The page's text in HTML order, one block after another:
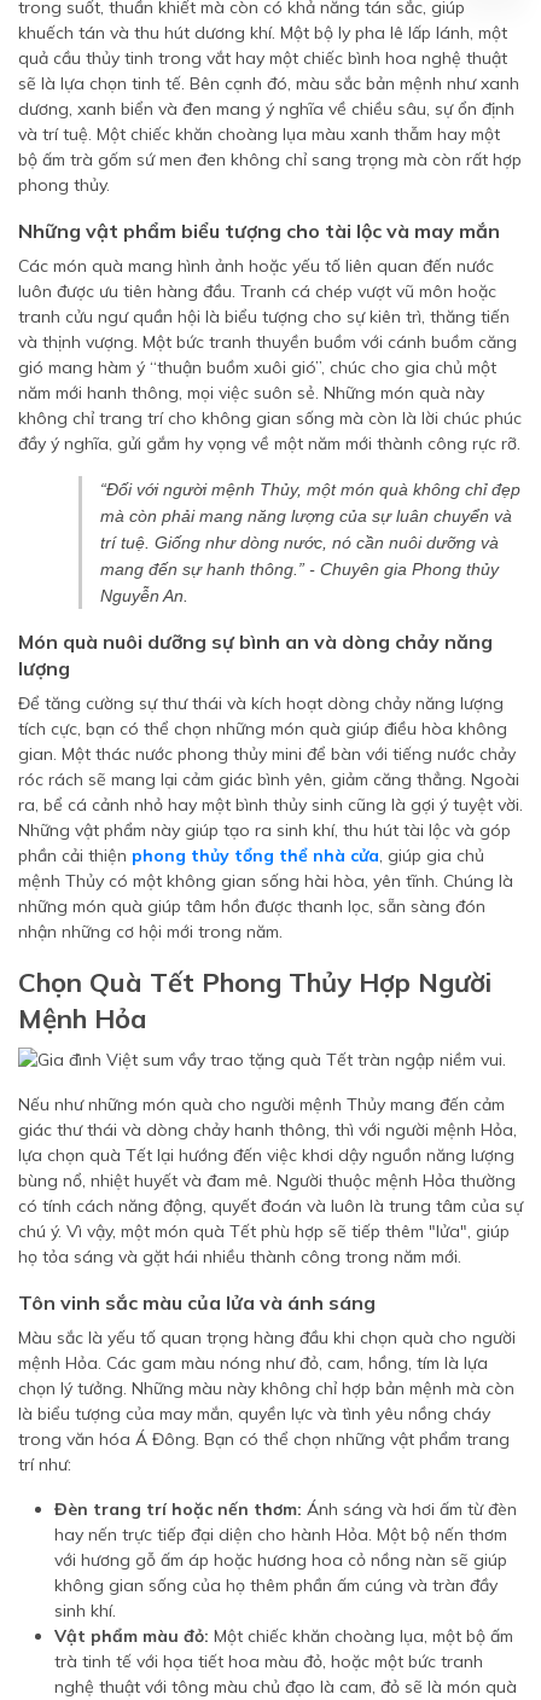
trong suốt, thuần khiết mà còn có khả năng tán sắc, giúp
khuếch tán và thu hút dương khí. Một bộ ly pha lê lấp lánh, một
quả cầu thủy tinh trong vắt hay một chiếc bình hoa nghệ thuật
sẽ là lựa chọn tinh tế. Bên cạnh đó, màu sắc bản mệnh như xanh
dương, xanh biển và đen mang ý nghĩa về chiều sâu, sự ổn định
và trí tuệ. Một chiếc khăn choàng lụa màu xanh thẫm hay một
bộ ấm trà gốm sứ men đen không chỉ sang trọng mà còn rất hợp
phong thủy.
Những vật phẩm biểu tượng cho tài lộc và may mắn
Các món quà mang hình ảnh hoặc yếu tố liên quan đến nước
luôn được ưu tiên hàng đầu. Tranh cá chép vượt vũ môn hoặc
tranh cửu ngư quần hội là biểu tượng cho sự kiên trì, thăng tiến
và thịnh vượng. Một bức tranh thuyền buồm với cánh buồm căng
gió mang hàm ý “thuận buồm xuôi gió”, chúc cho gia chủ một
năm mới hanh thông, mọi việc suôn sẻ. Những món quà này
không chỉ trang trí cho không gian sống mà còn là lời chúc phúc
đầy ý nghĩa, gửi gắm hy vọng về một năm mới thành công rực rỡ.
“Đối với người mệnh Thủy, một món quà không chỉ đẹp
mà còn phải mang năng lượng của sự luân chuyển và
trí tuệ. Giống như dòng nước, nó cần nuôi dưỡng và
mang đến sự hanh thông.” - Chuyên gia Phong thủy
Nguyễn An.
Món quà nuôi dưỡng sự bình an và dòng chảy năng
lượng
Để tăng cường sự thư thái và kích hoạt dòng chảy năng lượng
tích cực, bạn có thể chọn những món quà giúp điều hòa không
gian. Một thác nước phong thủy mini để bàn với tiếng nước chảy
róc rách sẽ mang lại cảm giác bình yên, giảm căng thẳng. Ngoài
ra, bể cá cảnh nhỏ hay một bình thủy sinh cũng là gợi ý tuyệt vời.
Những vật phẩm này giúp tạo ra sinh khí, thu hút tài lộc và góp
phần cải thiện phong thủy tổng thể nhà cửa, giúp gia chủ
mệnh Thủy có một không gian sống hài hòa, yên tĩnh. Chúng là
những món quà giúp tâm hồn được thanh lọc, sẵn sàng đón
nhận những cơ hội mới trong năm.
Chọn Quà Tết Phong Thủy Hợp Người
Mệnh Hỏa
Nếu như những món quà cho người mệnh Thủy mang đến cảm
giác thư thái và dòng chảy hanh thông, thì với người mệnh Hỏa,
lựa chọn quà Tết lại hướng đến việc khơi dậy nguồn năng lượng
bùng nổ, nhiệt huyết và đam mê. Người thuộc mệnh Hỏa thường
có tính cách năng động, quyết đoán và luôn là trung tâm của sự
chú ý. Vì vậy, một món quà Tết phù hợp sẽ tiếp thêm "lửa", giúp
họ tỏa sáng và gặt hái nhiều thành công trong năm mới.
Tôn vinh sắc màu của lửa và ánh sáng
Màu sắc là yếu tố quan trọng hàng đầu khi chọn quà cho người
mệnh Hỏa. Các gam màu nóng như đỏ, cam, hồng, tím là lựa
chọn lý tưởng. Những màu này không chỉ hợp bản mệnh mà còn
là biểu tượng của may mắn, quyền lực và tình yêu nồng cháy
trong văn hóa Á Đông. Bạn có thể chọn những vật phẩm trang
trí như:
Đèn trang trí hoặc nến thơm: Ánh sáng và hơi ấm từ đèn
hay nến trực tiếp đại diện cho hành Hỏa. Một bộ nến thơm
với hương gỗ ấm áp hoặc hương hoa cỏ nồng nàn sẽ giúp
không gian sống của họ thêm phần ấm cúng và tràn đầy
sinh khí.
Vật phẩm màu đỏ: Một chiếc khăn choàng lụa, một bộ ấm
trà tinh tế với họa tiết hoa màu đỏ, hoặc một bức tranh
nghệ thuật với tông màu chủ đạo là cam, đỏ sẽ là món quà